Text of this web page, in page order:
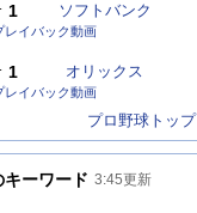
ソフトバンク
レイバック動画
1
オリックス
レイバック動画
1
プロ野球トップ
キーワード 3:45更新